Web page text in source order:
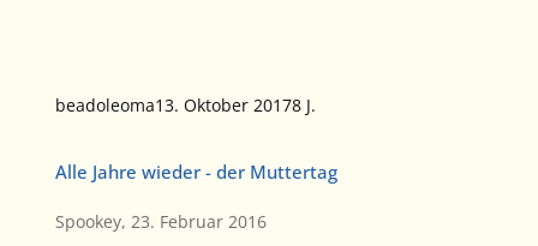
beadoleoma13. Oktober 20178 J.
Alle Jahre wieder - der Muttertag
Spookey,23. Februar 2016